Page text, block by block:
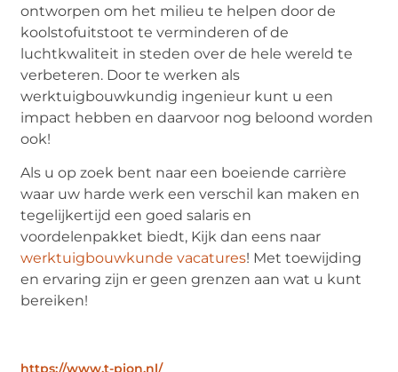
ontworpen om het milieu te helpen door de
koolstofuitstoot te verminderen of de
luchtkwaliteit in steden over de hele wereld te
verbeteren. Door te werken als
werktuigbouwkundig ingenieur kunt u een
impact hebben en daarvoor nog beloond worden
ook!
Als u op zoek bent naar een boeiende carrière
waar uw harde werk een verschil kan maken en
tegelijkertijd een goed salaris en
voordelenpakket biedt, Kijk dan eens naar
werktuigbouwkunde vacatures! Met toewijding
en ervaring zijn er geen grenzen aan wat u kunt
bereiken!
https://www.t-pion.nl/